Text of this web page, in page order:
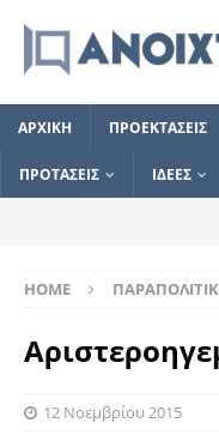
ΑΡΧΙΚΗ ΠΡΟΕΚΤΑΣΕΙΣ
ΠΡΟΤΑΣΕΙΣ ΙΔΕΕΣ
HOME
12 Νοεμβρίου 2015